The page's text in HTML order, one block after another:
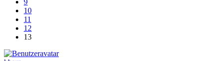
10
11
12
13